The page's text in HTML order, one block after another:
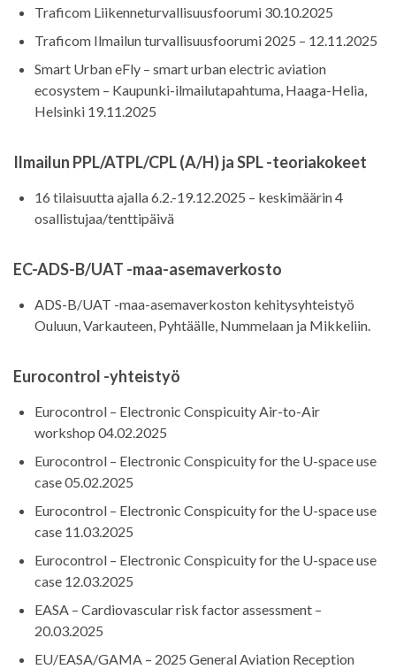
Traficom Liikenneturvallisuusfoorumi 30.10.2025
Traficom Ilmailun turvallisuusfoorumi 2025 – 12.11.2025
Smart Urban eFly – smart urban electric aviation
ecosystem – Kaupunki-ilmailutapahtuma, Haaga-Helia,
Helsinki 19.11.2025
Ilmailun PPL/ATPL/CPL (A/H) ja SPL -teoriakokeet
16 tilaisuutta ajalla 6.2.-19.12.2025 – keskimäärin 4
osallistujaa/tenttipäivä
EC-ADS-B/UAT -maa-asemaverkosto
ADS-B/UAT -maa-asemaverkoston kehitysyhteistyö
Ouluun, Varkauteen, Pyhtäälle, Nummelaan ja Mikkeliin.
Eurocontrol -yhteistyö
Eurocontrol – Electronic Conspicuity Air-to-Air
workshop 04.02.2025
Eurocontrol – Electronic Conspicuity for the U-space use
case 05.02.2025
Eurocontrol – Electronic Conspicuity for the U-space use
case 11.03.2025
Eurocontrol – Electronic Conspicuity for the U-space use
case 12.03.2025
EASA – Cardiovascular risk factor assessment –
20.03.2025
EU/EASA/GAMA – 2025 General Aviation Reception